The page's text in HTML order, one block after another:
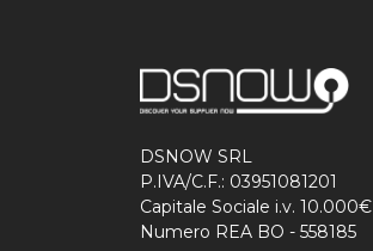
DSNOW SRL
P.IVA/C.F.: 03951081201
Capitale Sociale i.v. 10.000€
Numero REA BO - 558185